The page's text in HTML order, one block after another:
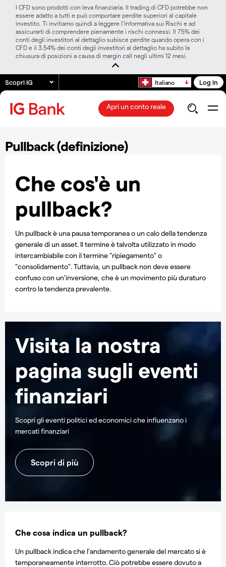
I CFD sono prodotti con leva finanziaria. Il trading di CFD potrebbe non
essere adatto a tutti e può comportare perdite superiori al capitale
investito. Ti invitiamo quindi a leggere l’Informativa sui Rischi e ad
assicurarti di comprendere pienamente i rischi connessi. Il 75% dei
conti degli investitori al dettaglio subisce perdite quando opera con i
CFD e il 3.54% dei conti degli investitori al dettaglio ha subito la
chiusura di posizioni a causa di margin call negli ultimi 12 mesi.
Scopri IG Italiano Log in
Apri un conto reale
Pullback (definizione)
Che cos'è un
pullback?
Un pullback è una pausa temporanea o un calo della tendenza
generale di un asset. Il termine è talvolta utilizzato in modo
intercambiabile con il termine "ripiegamento" o
"consolidamento". Tuttavia, un pullback non deve essere
confuso con un'inversione, che è un movimento più duraturo
contro la tendenza prevalente.
Visita la nostra
pagina sugli eventi
finanziari
Scopri gli eventi politici ed economici che influenzano i
mercati finanziari
Scopri di più
Che cosa indica un pullback?
Un pullback indica che l'andamento generale del mercato si è
temporaneamente interrotto. Ciò potrebbe essere dovuto a